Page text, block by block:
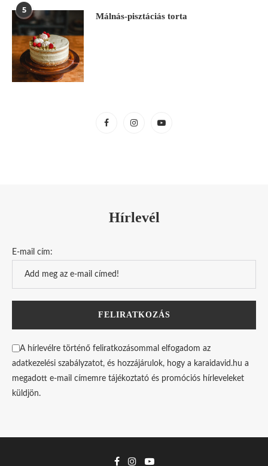
5
Málnás-pisztáciás torta
Hírlevél
E-mail cím:
A hírlevélre történő feliratkozásommal elfogadom az
adatkezelési szabályzatot, és hozzájárulok, hogy a karaidavid.hu a
megadott e-mail címemre tájékoztató és promóciós hírleveleket
küldjön.